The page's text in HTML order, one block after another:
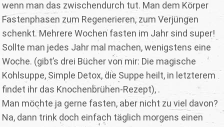
wenn man das zwischendurch tut. Man dem Körper
Fastenphasen zum Regenerieren, zum Verjüngen
schenkt. Mehrere Wochen fasten im Jahr sind super!
Sollte man jedes Jahr mal machen, wenigstens eine
Woche. (gibt’s drei Bücher von mir: Die magische
Kohlsuppe, Simple Detox, die Suppe heilt, in letzterem
findet ihr das Knochenbrühen-Rezept), .
Man möchte ja gerne fasten, aber nicht zu viel davon?
Na, dann trink doch einfach täglich morgens einen